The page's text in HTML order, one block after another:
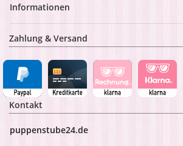
Informationen
Zahlung & Versand
Kontakt
puppenstube24.de